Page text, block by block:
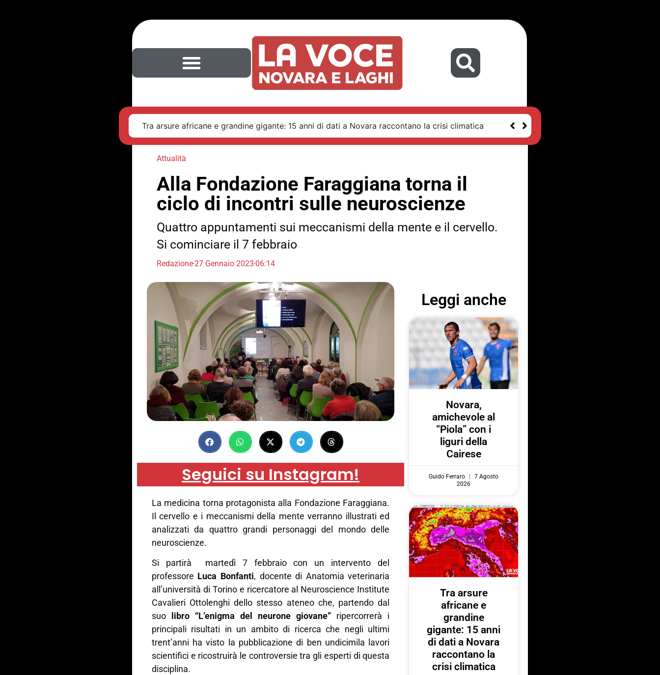
Tra arsure africane e grandine gigante: 15 anni di dati a Novara raccontano la crisi climatica
Attualità
Alla Fondazione Faraggiana torna il
ciclo di incontri sulle neuroscienze
Quattro appuntamenti sui meccanismi della mente e il cervello.
Si cominciare il 7 febbraio
Redazione27 Gennaio 202306:14
Seguici su Instagram!
La medicina torna protagonista alla Fondazione Faraggiana.
Il cervello e i meccanismi della mente verranno illustrati ed
analizzati da quattro grandi personaggi del mondo delle
neuroscienze.
Si partirà martedì 7 febbraio con un intervento del
professore Luca Bonfanti, docente di Anatomia veterinaria
all’università di Torino e ricercatore al Neuroscience Institute
Cavalieri Ottolenghi dello stesso ateneo che, partendo dal
suo
libro “L’enigma del neurone giovane” ripercorrerà i
principali risultati in un ambito di ricerca che negli ultimi
trent’anni ha visto la pubblicazione di ben undicimila lavori
scientifici e ricostruirà le controversie tra gli esperti di questa
disciplina.
Leggi anche
Novara,
amichevole al
“Piola” con i
liguri della
Cairese
Guido Ferraro
7 Agosto
2026
Tra arsure
africane e
grandine
gigante: 15 anni
di dati a Novara
raccontano la
crisi climatica